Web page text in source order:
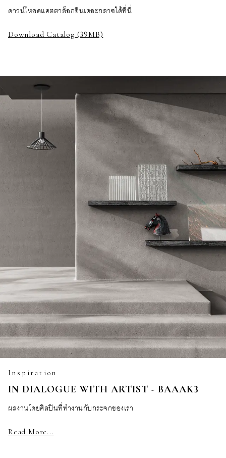
ดาวน์โหลดแคตตาล็อกอินเดอะกลาซได้ที่นี่
Download Catalog (39MB)
Inspiration
IN DIALOGUE WITH ARTIST - BAAAK3
ผลงานโดยศิลปินที่ทำงานกับกระจกของเรา
Read More...